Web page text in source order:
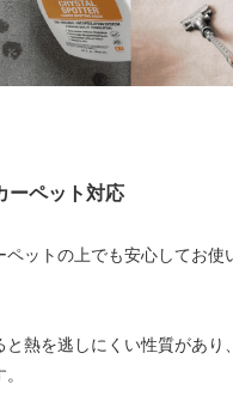
ーペット対応
ペットの上でも安心してお使
熱を逃しにくい性質があり